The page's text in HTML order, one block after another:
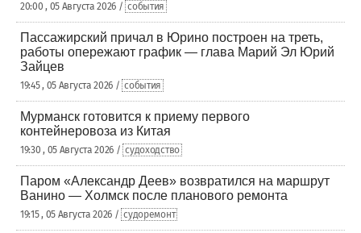
20:00 , 05 Августа 2026 / события
Пассажирский причал в Юрино построен на треть,
работы опережают график — глава Марий Эл Юрий
Зайцев
19:45 , 05 Августа 2026 / события
Мурманск готовится к приему первого
контейнеровоза из Китая
19:30 , 05 Августа 2026 / судоходство
Паром «Александр Деев» возвратился на маршрут
Ванино — Холмск после планового ремонта
19:15 , 05 Августа 2026 / судоремонт